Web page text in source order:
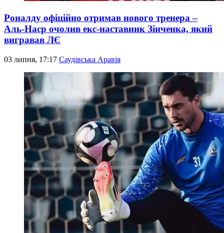
Роналду офіційно отримав нового тренера –
Аль-Наср очолив екс-наставник Зінченка, який
вигравав ЛЄ
03 липня, 17:17 Саудівська Аравія